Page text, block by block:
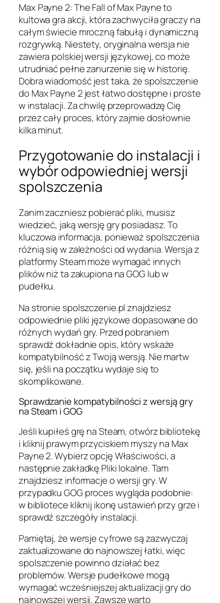
Max Payne 2: The Fall of Max Payne to
kultowa gra akcji, która zachwyciła graczy na
całym świecie mroczną fabułą i dynamiczną
rozgrywką. Niestety, oryginalna wersja nie
zawiera polskiej wersji językowej, co może
utrudniać pełne zanurzenie się w historię.
Dobra wiadomość jest taka, że spolszczenie
do Max Payne 2 jest łatwo dostępne i proste
w instalacji. Za chwilę przeprowadzę Cię
przez cały proces, który zajmie dosłownie
kilka minut.
Przygotowanie do instalacji i
wybór odpowiedniej wersji
spolszczenia
Zanim zaczniesz pobierać pliki, musisz
wiedzieć, jaką wersję gry posiadasz. To
kluczowa informacja, ponieważ spolszczenia
różnią się w zależności od wydania. Wersja z
platformy Steam może wymagać innych
plików niż ta zakupiona na GOG lub w
pudełku.
Na stronie spolszczenie.pl znajdziesz
odpowiednie pliki językowe dopasowane do
różnych wydań gry. Przed pobraniem
sprawdź dokładnie opis, który wskaże
kompatybilność z Twoją wersją. Nie martw
się, jeśli na początku wydaje się to
skomplikowane.
Sprawdzanie kompatybilności z wersją gry
na Steam i GOG
Jeśli kupiłeś grę na Steam, otwórz bibliotekę
i kliknij prawym przyciskiem myszy na Max
Payne 2. Wybierz opcję Właściwości, a
następnie zakładkę Pliki lokalne. Tam
znajdziesz informacje o wersji gry. W
przypadku GOG proces wygląda podobnie:
w bibliotece kliknij ikonę ustawień przy grze i
sprawdź szczegóły instalacji.
Pamiętaj, że wersje cyfrowe są zazwyczaj
zaktualizowane do najnowszej łatki, więc
spolszczenie powinno działać bez
problemów. Wersje pudełkowe mogą
wymagać wcześniejszej aktualizacji gry do
najnowszej wersji. Zawsze warto